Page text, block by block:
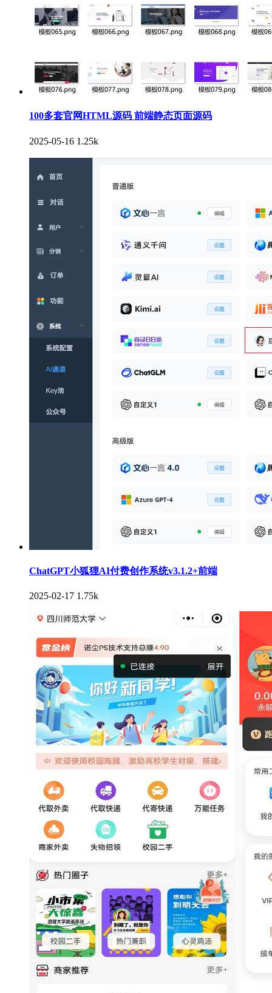
100多套官网HTML源码 前端静态页面源码
2025-05-16 1.25k
ChatGPT小狐狸AI付费创作系统v3.1.2+前端
2025-02-17 1.75k